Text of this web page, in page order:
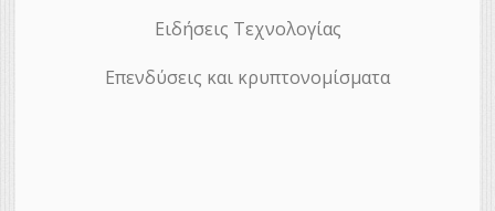
Ειδήσεις Τεχνολογίας
Επενδύσεις και κρυπτονομίσματα